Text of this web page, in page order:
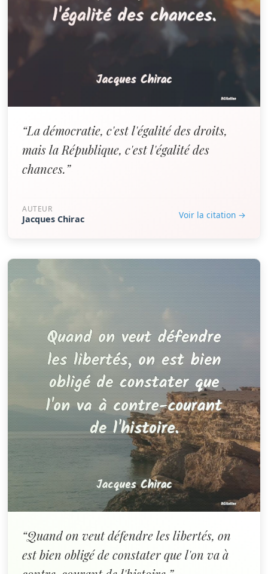
“La démocratie, c'est l'égalité des droits,
mais la République, c'est l'égalité des
chances.”
AUTEUR
Jacques Chirac Voir la citation →
“Quand on veut défendre les libertés, on
est bien obligé de constater que l'on va à